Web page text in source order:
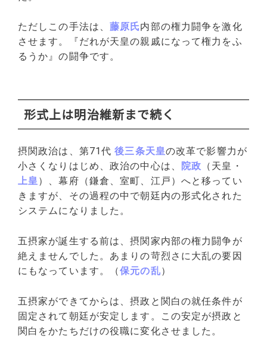
ただしこの手法は、藤原氏内部の権力闘争を激化
させます。『だれが天皇の親戚になって権力をふ
るうか』の闘争です。
形式上は明治維新まで続く
摂関政治は、第71代後三条天皇の改革で影響力が
小さくなりはじめ、政治の中心は、
院政 （天皇・
上皇）、幕府（鎌倉、室町、江戸）へと移ってい
きますが、その過程の中で朝廷内の形式化された
システムになりました。
五摂家が誕生する前は、摂関家内部の権力闘争が
絶えませんでした。あまりの苛烈さに大乱の要因
にもなっています。（保元の乱）
五摂家ができてからは、摂政と関白の就任条件が
固定されて朝廷が安定します。この安定が摂政と
関白をかたちだけの役職に変化させました。